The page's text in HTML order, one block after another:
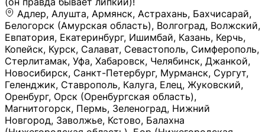
Адлер, Алушта, Армянск, Астрахань, Бахчисарай,
Белогорск (Амурская область), Волгоград, Волжский,
Евпатория, Екатеринбург, Ишимбай, Казань, Керчь,
Копейск, Курск, Салават, Севастополь, Симферополь,
Стерлитамак, Уфа, Хабаровск, Челябинск, Джанкой,
Новосибирск, Санкт-Петербург, Мурманск, Сургут,
Геленджик, Ставрополь, Калуга, Елец, Жуковский,
Оренбург, Орск (Оренбургская область),
Магнитогорск, Пермь, Зеленоград, Нижний
Новгород, Заволжье, Кстово, Балахна